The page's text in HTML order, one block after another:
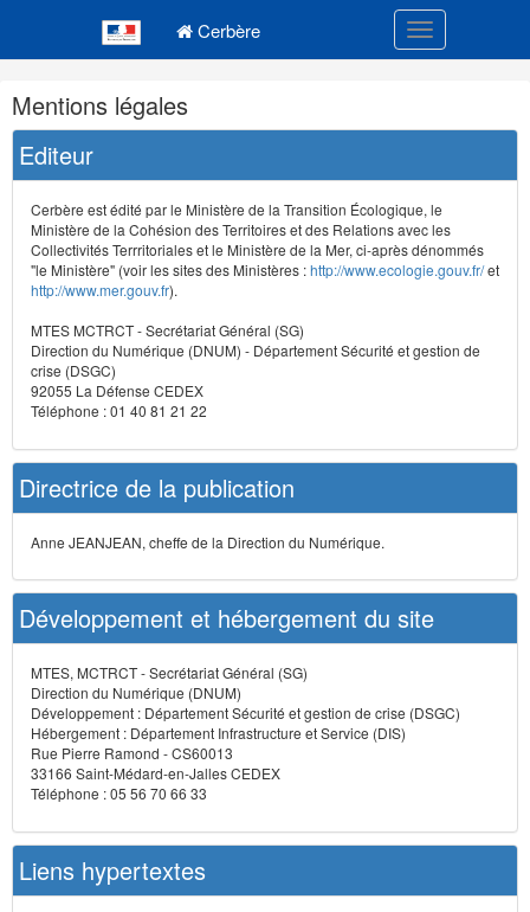
Cerbère Toggle
Navigation
et
outils
annexes
Mentions légales
Editeur
Cerbère est édité par le Ministère de la Transition Écologique, le
Ministère de la Cohésion des Territoires et des Relations avec les
Collectivités Terrritoriales et le Ministère de la Mer, ci-après dénommés
"le Ministère" (voir les sites des Ministères :http://www.ecologie.gouv.fr/et
http://www.mer.gouv.fr).
MTES MCTRCT - Secrétariat Général (SG)
Direction du Numérique (DNUM) - Département Sécurité et gestion de
crise (DSGC)
92055 La Défense CEDEX
Téléphone : 01 40 81 21 22
Directrice de la publication
Anne JEANJEAN, cheffe de la Direction du Numérique.
Développement et hébergement du site
MTES, MCTRCT - Secrétariat Général (SG)
Direction du Numérique (DNUM)
Développement : Département Sécurité et gestion de crise (DSGC)
Hébergement : Département Infrastructure et Service (DIS)
Rue Pierre Ramond - CS60013
33166 Saint-Médard-en-Jalles CEDEX
Téléphone : 05 56 70 66 33
Liens hypertextes